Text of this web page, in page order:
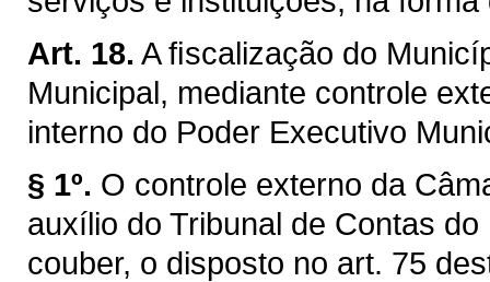
Art. 18. A ﬁscalização do
Municipal, mediante controle
interno do Poder Executivo
§ 1º. O controle externo da
auxílio do Tribunal de Contas
couber, o disposto no art. 75